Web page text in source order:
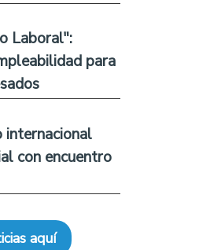
Laboral":
para
internacional
con encuentro
aquí